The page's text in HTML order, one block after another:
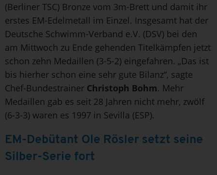
(Berliner TSC) Bronze vom 3m-Brett und damit ihr
erstes EM-Edelmetall im Einzel. Insgesamt hat der
Deutsche Schwimm-Verband e.V. (DSV) bei den
am Mittwoch zu Ende gehenden Titelkämpfen jetzt
schon zehn Medaillen (3-5-2) eingefahren. „Das ist
bis hierher schon eine sehr gute Bilanz“, sagte
Chef-Bundestrainer Christoph Bohm. Mehr
Medaillen gab es seit 28 Jahren nicht mehr, zwölf
(6-3-3) waren es 1997 in Sevilla (ESP).
EM-Debütant Ole Rösler setzt seine
Silber-Serie fort